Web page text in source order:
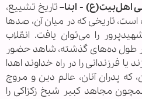
اهل‌بیت(ع) - ابنا–تاریخ تشییع،
تاریخی که در میان آن، صدها
را می‌توان یافت. انقلاب
طول ده‌های گذشته، شاهد حضور
یا فرزندانی را در راه خداوند اهدا
که پدران آنان، عالم دین و مروج
مجاهد کبیر شیخ زکزاکی را